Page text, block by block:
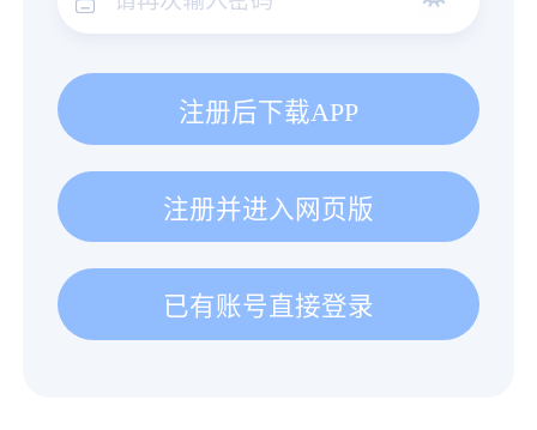
注册后下载APP
注册并进入网页版
已有账号直接登录